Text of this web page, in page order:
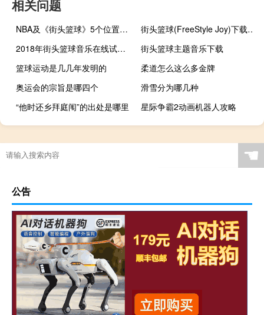
相关问题
NBA及《街头篮球》5个位置的详细介绍
街头篮球(FreeStyle Joy)下载(电脑、安卓和IOS所有版本)
2018年街头篮球音乐在线试听及下载
街头篮球主题音乐下载
篮球运动是几几年发明的
柔道怎么这么多金牌
奥运会的宗旨是哪四个
滑雪分为哪几种
“他时还乡拜庭闱”的出处是哪里
星际争霸2动画机器人攻略
女子摔跤几块金牌
保卫萝卜2攻略挑战7
我国亚运会19多少年
☚
公告